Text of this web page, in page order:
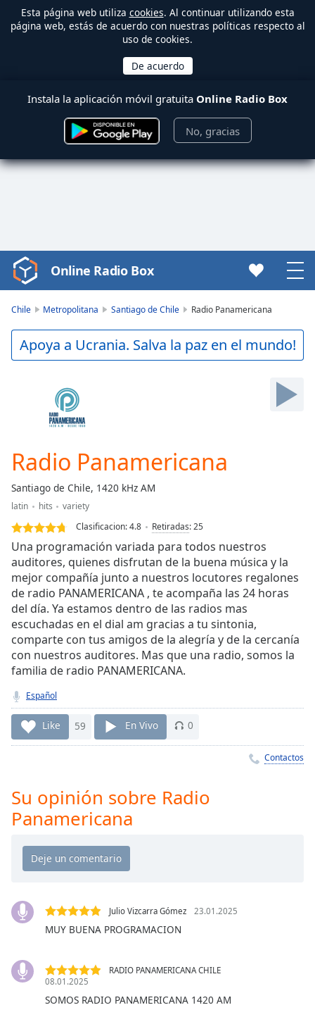
Esta página web utiliza cookies. Al continuar utilizando esta
página web, estás de acuerdo con nuestras políticas respecto al
uso de cookies.
Instala la aplicación móvil gratuita Online Radio Box
No, gracias
Video
Player
Play
Video
Current
Time0:00
Duration
Loaded :
0.00%
Stream
TypeLIVE
Seek to
live,
currently
behind
Remaining
Time-
Playback
Rate
Descriptions
descriptions
off,
selected
subtitles
settings,
subtitles
settings
dialog
subtitles
Online Radio Box
Chile Metropolitana Santiago de Chile Radio Panamericana
Apoya a Ucrania. Salva la paz en el mundo!
Radio Panamericana
Santiago de Chile, 1420 kHz AM
latin hits
variety
Clasificacion:4.8 Retiradas:25
Una programación variada para todos nuestros
auditores, quienes disfrutan de la buena música y la
mejor compañía junto a nuestros locutores regalones
de radio PANAMERICANA , te acompaña las 24 horas
del día. Ya estamos dentro de las radios mas
escuchadas en el dial am gracias a tu sintonia,
comparte con tus amigos de la alegría y de la cercanía
con nuestros auditores. Mas que una radio, somos la
familia de radio PANAMERICANA.
Español
Like 59 En Vivo 0
Contactos
Su opinión sobre Radio
Panamericana
Julio Vizcarra Gómez 23.01.2025
MUY BUENA PROGRAMACION
RADIO PANAMERICANA CHILE
08.01.2025
SOMOS RADIO PANAMERICANA 1420 AM